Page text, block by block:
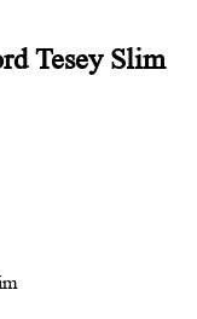
Tesey Slim